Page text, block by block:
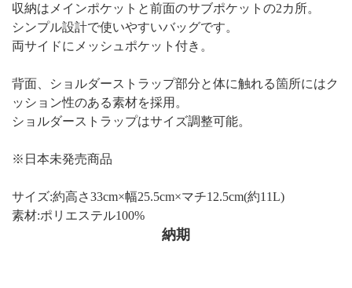
収納はメインポケットと前面のサブポケットの2カ所。
シンプル設計で使いやすいバッグです。
両サイドにメッシュポケット付き。
背面、ショルダーストラップ部分と体に触れる箇所にはク
ッション性のある素材を採用。
ショルダーストラップはサイズ調整可能。
※日本未発売商品
サイズ:約高さ33cm×幅25.5cm×マチ12.5cm(約11L)
素材:ポリエステル100%
納期